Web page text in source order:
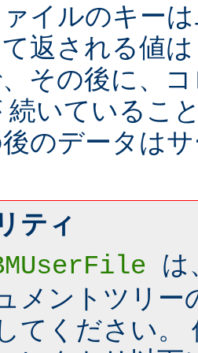
イルのキー
返される値
その後に、
続いているこ
のデータは
ティ
は
メントツリー
てください。